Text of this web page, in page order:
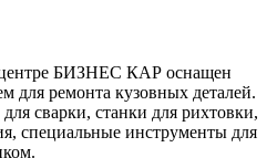
БИЗНЕС КАР оснащен
для ремонта кузовных деталей.
сварки, станки для рихтовки,
специальные инструменты для